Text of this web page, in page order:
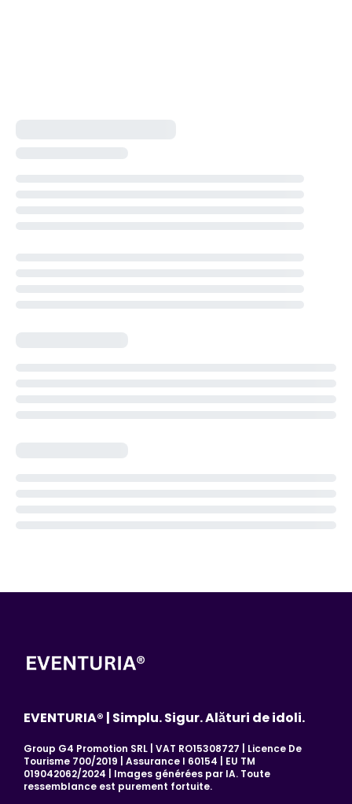
EVENTURIA® | Simplu. Sigur. Alături de idoli.
Group G4 Promotion SRL | VAT RO15308727 | Licence De
Tourisme 700/2019 | Assurance I 60154 | EU TM
019042062/2024 | Images générées par IA. Toute
ressemblance est purement fortuite.